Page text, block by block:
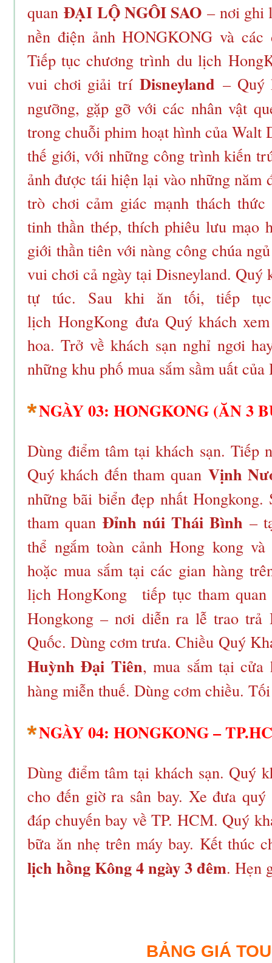
quanĐẠI LỘ NGÔI SAO – nơi ghi
nền điện ảnh HONGKONG và
Tiếp tục chương trình du lịch
vui chơi giải tríDisneyland – Quý
ngưỡng, gặp gỡ với các nhân vật
trong chuỗi phim hoạt hình của Walt
thế giới, với những công trình kiến
ảnh được tái hiện lại vào những năm
trò chơi cảm giác mạnh thách
tinh thần thép, thích phiêu lưu mạo
giới thần tiên với nàng công chúa
vui chơi cả ngày tại Disneyland. Quý
tự túc. Sau khi ăn tối, tiếp
lịch HongKong đưa Quý khách
hoa. Trở về khách sạn nghỉ ngơi
những khu phố mua sắm sầm uất
NGÀY 03: HONGKONG (ĂN 3
Dùng điểm tâm tại khách sạn. Tiếp
Quý khách đến tham quan Vịnh
những bãi biển đẹp nhất Hongkong.
tham quanĐỉnh núi Thái Bình –
thể ngắm toàn cảnh Hong kong
hoặc mua sắm tại các gian hàng
lịch HongKong
tiếp tục tham
Hongkong – nơi diễn ra lễ trao trả
Quốc. Dùng cơm trưa. Chiều Quý
Huỳnh Đại Tiên, mua sắm tại cửa
hàng miễn thuế. Dùng cơm chiều.
NGÀY 04: HONGKONG –
Dùng điểm tâm tại khách sạn. Quý
cho đến giờ ra sân bay. Xe đưa
đáp chuyến bay về TP. HCM. Quý
bữa ăn nhẹ trên máy bay. Kết thúc
lịch hồng Kông 4 ngày 3 đêm. Hẹn
BẢNG GIÁ